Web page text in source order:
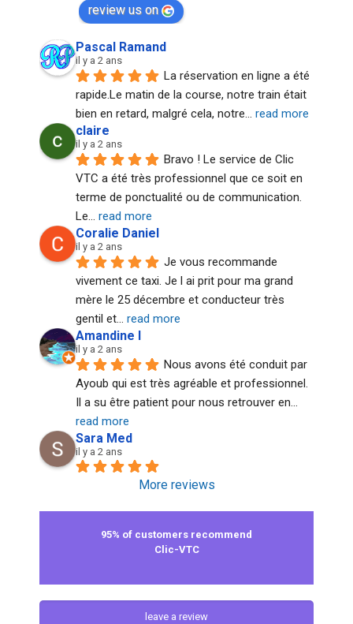
review us on
Pascal Ramand
il y a 2 ans
La réservation en ligne a été
rapide.Le matin de la course, notre train était
bien en retard, malgré cela, notre... read more
claire
il y a 2 ans
Bravo ! Le service de Clic
VTC a été très professionnel que ce soit en
terme de ponctualité ou de communication.
Le... read more
Coralie Daniel
il y a 2 ans
Je vous recommande
vivement ce taxi. Je l ai prit pour ma grand
mère le 25 décembre et conducteur très
gentil et... read more
Amandine I
il y a 2 ans
Nous avons été conduit par
Ayoub qui est très agréable et professionnel.
Il a su être patient pour nous retrouver en
read more
Sara Med
il y a 2 ans
More reviews
95% of customers recommend
Clic-VTC
leave a review